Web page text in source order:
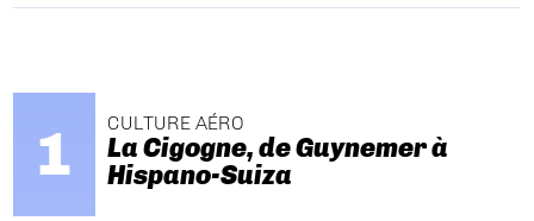
CULTURE AÉRO
La Cigogne, de Guynemer à
Hispano-Suiza